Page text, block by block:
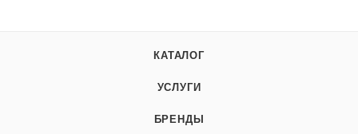
КАТАЛОГ
УСЛУГИ
БРЕНДЫ